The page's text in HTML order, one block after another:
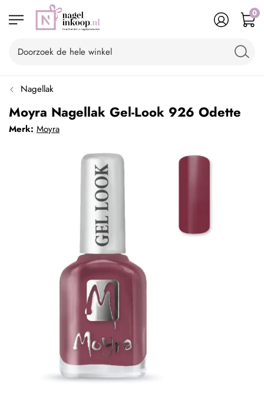
0
Nagellak
Moyra Nagellak Gel-Look 926 Odette
Merk: Moyra